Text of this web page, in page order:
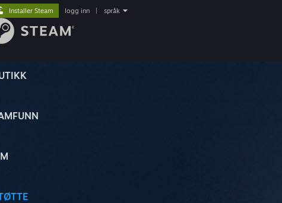
Installer Steam logg inn språk